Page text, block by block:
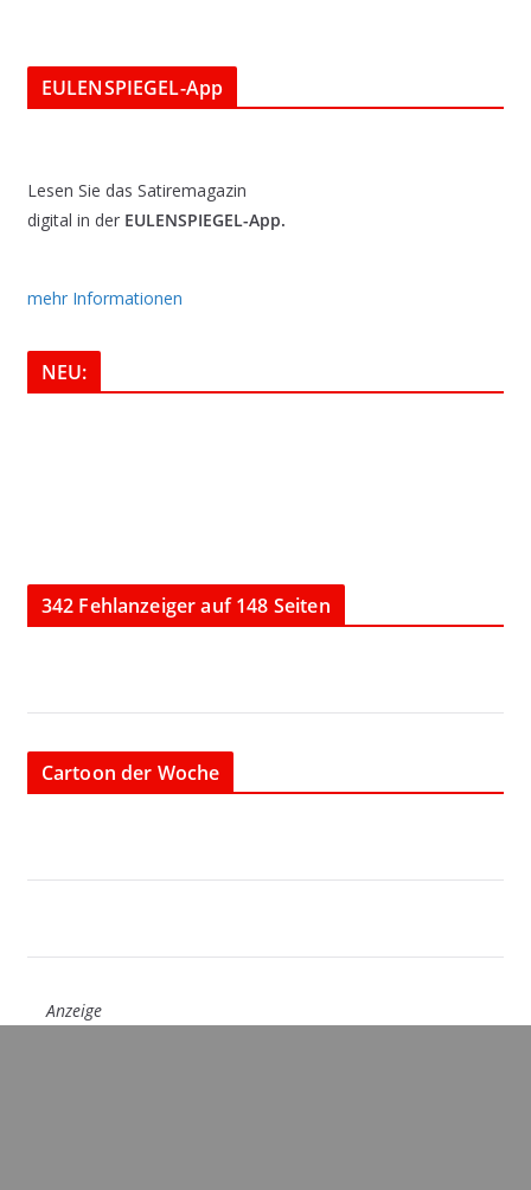
EULENSPIEGEL-App
Lesen Sie das Satiremagazin
digital in der EULENSPIEGEL-App.
mehr Informationen
NEU:
342 Fehlanzeiger auf 148 Seiten
Cartoon der Woche
Anzeige